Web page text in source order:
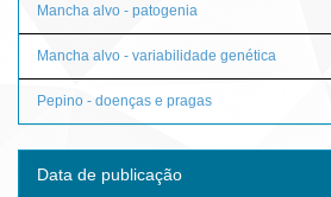
Mancha alvo - patogenia
Mancha alvo - variabilidade genética
Pepino - doenças e pragas
Data de publicação